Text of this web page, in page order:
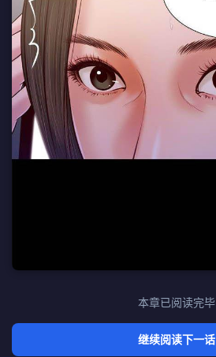
本章已阅读完毕
继续阅读下一话